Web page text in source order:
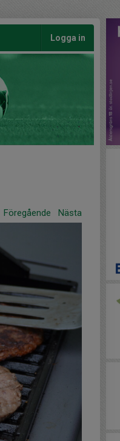
Logga in
Föregående Nästa